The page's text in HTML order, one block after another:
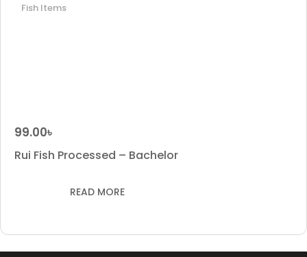
Fish Items
99.00৳
Rui Fish Processed – Bachelor
READ MORE